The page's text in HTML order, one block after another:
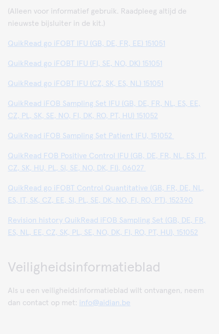
(Alleen voor informatief gebruik. Raadpleeg altijd de
nieuwste bijsluiter in de kit.)
QuikRead go iFOBT IFU (GB, DE, FR, EE) 151051
QuikRead go iFOBT IFU (FI, SE, NO, DK) 151051
QuikRead go iFOBT IFU (CZ, SK, ES, NL) 151051
QuikRead iFOB Sampling Set IFU (GB, DE, FR, NL, ES, EE,
CZ, PL, SK, SE, NO, FI, DK, RO, PT, HU) 151052
QuikRead iFOB Sampling Set Patient IFU, 151052
QuikRead FOB Positive Control IFU (GB, DE, FR, NL, ES, IT,
CZ, SK, HU, PL, SI, SE, NO, DK, FI), 06027
QuikRead go iFOBT Control Quantitative (GB, FR, DE, NL,
ES, IT, SK, CZ, EE, SI, PL, SE, DK, NO, FI, RO, PT), 152390
Revision history QuikRead iFOB Sampling Set (GB, DE, FR,
ES, NL, EE, CZ, SK, PL, SE, NO, DK, FI, RO, PT, HU), 151052
Veiligheidsinformatieblad
Als u een veiligheidsinformatieblad wilt ontvangen, neem
dan contact op met: info@aidian.be